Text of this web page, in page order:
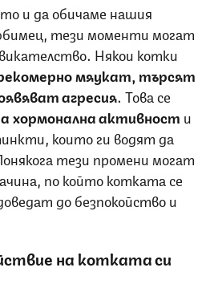
и да обичаме нашия
тези моменти могат
Някои котки
мяукат, търсят
агресия. Това се
хормонална активност и
които ги водят да
тези промени могат
по който котката се
до безпокойство и
на котката си